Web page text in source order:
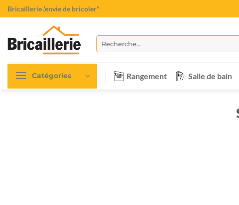
Passer
au
Bricaillerie "L'envie de bricoler"
Recherche
pour :
Catégories Rangement Salle de bain